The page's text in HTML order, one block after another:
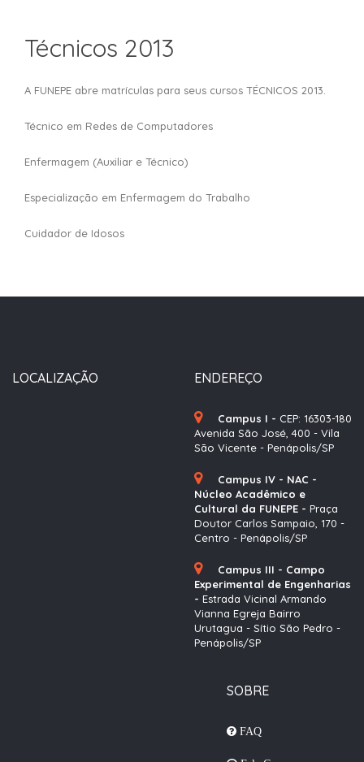
Técnicos 2013
A FUNEPE abre matrículas para seus cursos TÉCNICOS 2013.
Técnico em Redes de Computadores
Enfermagem (Auxiliar e Técnico)
Especialização em Enfermagem do Trabalho
Cuidador de Idosos
LOCALIZAÇÃO ENDEREÇO
Campus I - CEP: 16303-180
Avenida São José, 400 - Vila
São Vicente - Penápolis/SP
Campus IV - NAC -
Núcleo Acadêmico e
Cultural da FUNEPE - Praça
Doutor Carlos Sampaio, 170 -
Centro - Penápolis/SP
Campus III - Campo
Experimental de Engenharias
- Estrada Vicinal Armando
Vianna Egreja Bairro
Urutagua - Sítio São Pedro -
Penápolis/SP
SOBRE
FAQ